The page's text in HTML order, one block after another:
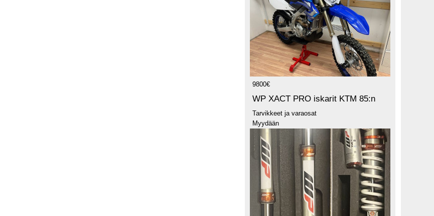
9800€
WP XACT PRO iskarit KTM 85:n
Tarvikkeet ja varaosat
Myydään